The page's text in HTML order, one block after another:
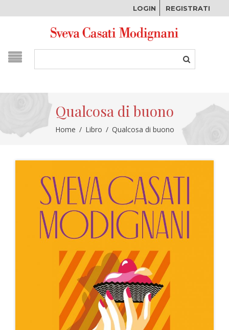
LOGIN REGISTRATI
Qualcosa di buono
Home / Libro / Qualcosa di buono